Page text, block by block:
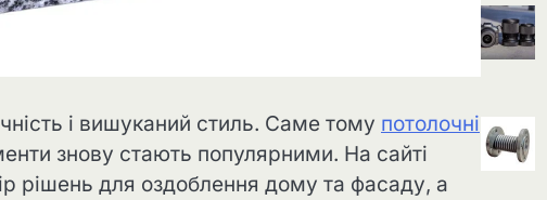
і вишуканий стиль. Саме тому потолочні
знову стають популярними. На сайті
рішень для оздоблення дому та фасаду, а